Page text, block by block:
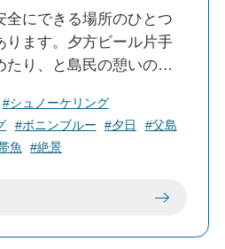
雅湯」や「足付温泉」
後に温泉でリラックスす
す。
営業
全にできる場所のひとつ
ります。夕方ビール片手
たり、と島民の憩いの場
と目の前の海底は砂地で
とすぐに、砂地の両サイ
の群集が広がっていま
#シュノーケリング
#ボニンブルー #夕日
#父島
魚 #絶景